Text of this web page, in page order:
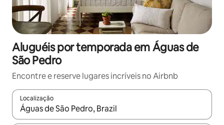
Aluguéis por temporada em Águas de
São Pedro
Encontre e reserve lugares incríveis no Airbnb
Localização
Quando os resultados estiverem disponíveis, explore-os